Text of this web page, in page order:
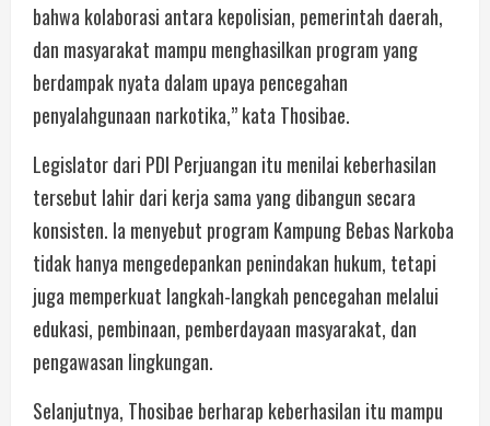
bahwa kolaborasi antara kepolisian, pemerintah daerah,
dan masyarakat mampu menghasilkan program yang
berdampak nyata dalam upaya pencegahan
penyalahgunaan narkotika,” kata Thosibae.
Legislator dari PDI Perjuangan itu menilai keberhasilan
tersebut lahir dari kerja sama yang dibangun secara
konsisten. Ia menyebut program Kampung Bebas Narkoba
tidak hanya mengedepankan penindakan hukum, tetapi
juga memperkuat langkah-langkah pencegahan melalui
edukasi, pembinaan, pemberdayaan masyarakat, dan
pengawasan lingkungan.
Selanjutnya, Thosibae berharap keberhasilan itu mampu